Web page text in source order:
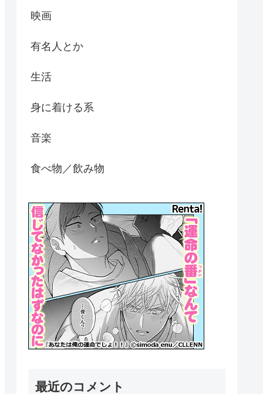
映画
有名人とか
生活
身に着ける系
音楽
食べ物／飲み物
最近のコメント